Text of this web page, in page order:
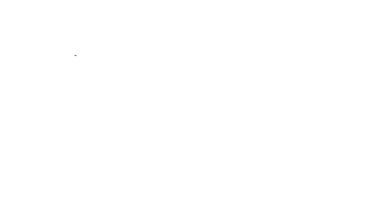
Précédent